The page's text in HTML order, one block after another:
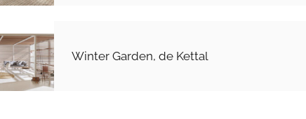
Winter Garden, de Kettal